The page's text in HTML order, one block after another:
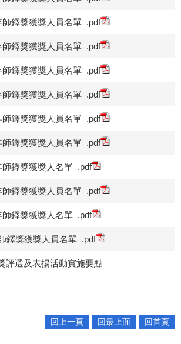
師鐸獎獲獎人員名單 .pdf
師鐸獎獲獎人員名單 .pdf
師鐸獎獲獎人員名單 .pdf
師鐸獎獲獎人員名單 .pdf
師鐸獎獲獎人員名單 .pdf
師鐸獎獲獎人員名單 .pdf
師鐸獎獲獎人名單 .pdf
師鐸獎獲獎人員名單 .pdf
師鐸獎獲獎人名單 .pdf
鐸獎獲獎人員名單 .pdf
評選及表揚活動實施要點
回上一頁 回最上面 回首頁